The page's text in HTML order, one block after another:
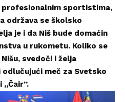
profesionalnim sportistima,
održava se školsko
je i da Niš bude domaćin
u rukometu. Koliko se
svedoči i želja
odlučujući meč za Svetsko